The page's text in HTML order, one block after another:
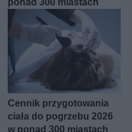
Cennik przygotowania
ciała do pogrzebu 2026
w ponad 300 miastach